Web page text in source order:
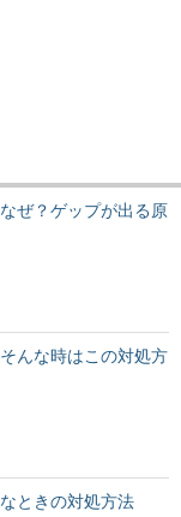
ぜ？ゲップが出る原
んな時はこの対処方
ときの対処方法